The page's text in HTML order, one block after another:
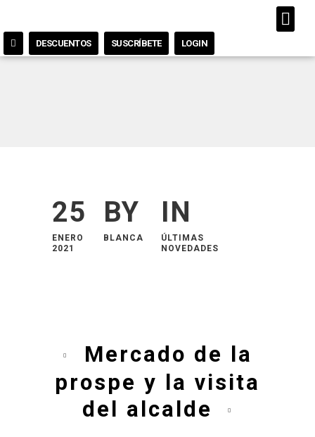
DESCUENTOS SUSCRÍBETE LOGIN
25
ENERO
2021
BY
BLANCA
IN
ÚLTIMAS
NOVEDADES
Mercado de la
prospe y la visita
del alcalde